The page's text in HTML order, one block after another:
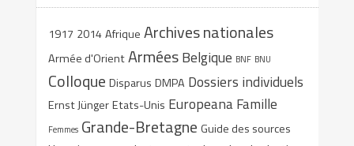
1917 2014Afrique Archives nationales
Armée d'OrientArméesBelgique BNF BNU
Colloque Disparus DMPA Dossiers individuels
Ernst JüngerEtats-Unis EuropeanaFamille
Femmes Grande-Bretagne Guide des sources